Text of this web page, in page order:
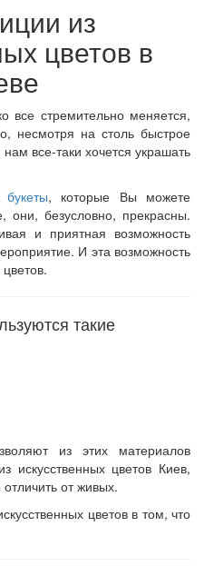
из
цветов в
все стремительно меняется,
несмотря на столь быстрое
все-таки хочется украшать
букеты, которые Вы можете
они, безусловно, прекрасны.
и приятная возможность
И эта возможность
такие
из этих материалов
искусственных цветов Киев,
от живых.
цветов в том, что